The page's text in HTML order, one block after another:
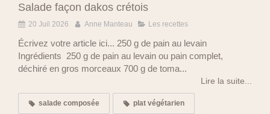
Salade façon dakos crétois
20 Juil 2026 Anne Manteau Les recettes
Écrivez votre article ici... 250 g de pain au levain
Ingrédients 250 g de pain au levain ou pain complet,
déchiré en gros morceaux 700 g de toma...
Lire la suite...
salade composée plat végétarien